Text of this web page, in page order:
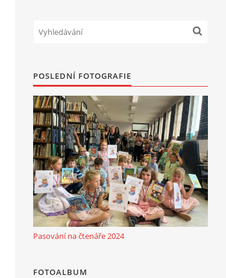
POSLEDNÍ FOTOGRAFIE
Pasování na čtenáře 2024
FOTOALBUM